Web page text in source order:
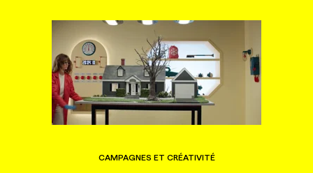
CAMPAGNES ET CRÉATIVITÉ